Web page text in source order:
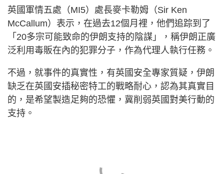
英國軍情五處（MI5）處長麥卡勒姆（Sir Ken
McCallum）表示，在過去12個月裡，他們追踪到了
「20多宗可能致命的伊朗支持的陰謀」，稱伊朗正廣
泛利用毒販在內的犯罪分子，作為代理人執行任務。
不過，就事件的真實性，有英國安全專家質疑，伊朗
缺乏在英國安插秘密特工的戰略耐心，認為其真實目
的，是希望製造足夠的恐懼，冀削弱英國對美行動的
支持。